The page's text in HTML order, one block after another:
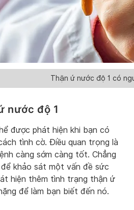
Thận ứ nước độ 1 có
nước độ 1
được phát hiện khi bạn có
tình cờ. Điều quan trọng là
càng sớm càng tốt. Chẳng
khảo sát một vấn đề sức
hiện thêm tình trạng thận ứ
để làm bạn biết đến nó.